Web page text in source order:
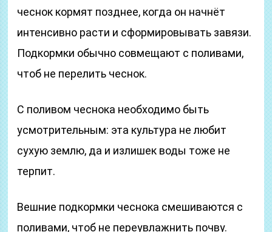
чеснок кормят позднее, когда он начнёт
интенсивно расти и сформировывать завязи.
Подкормки обычно совмещают с поливами,
чтоб не перелить чеснок.
С поливом чеснока необходимо быть
усмотрительным: эта культура не любит
сухую землю, да и излишек воды тоже не
терпит.
Вешние подкормки чеснока смешиваются с
поливами, чтоб не переувлажнить почву.